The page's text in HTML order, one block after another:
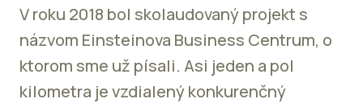
V roku 2018 bol skolaudovaný projekt s
názvom Einsteinova Business Centrum, o
ktorom sme už písali. Asi jeden a pol
kilometra je vzdialený konkurenčný